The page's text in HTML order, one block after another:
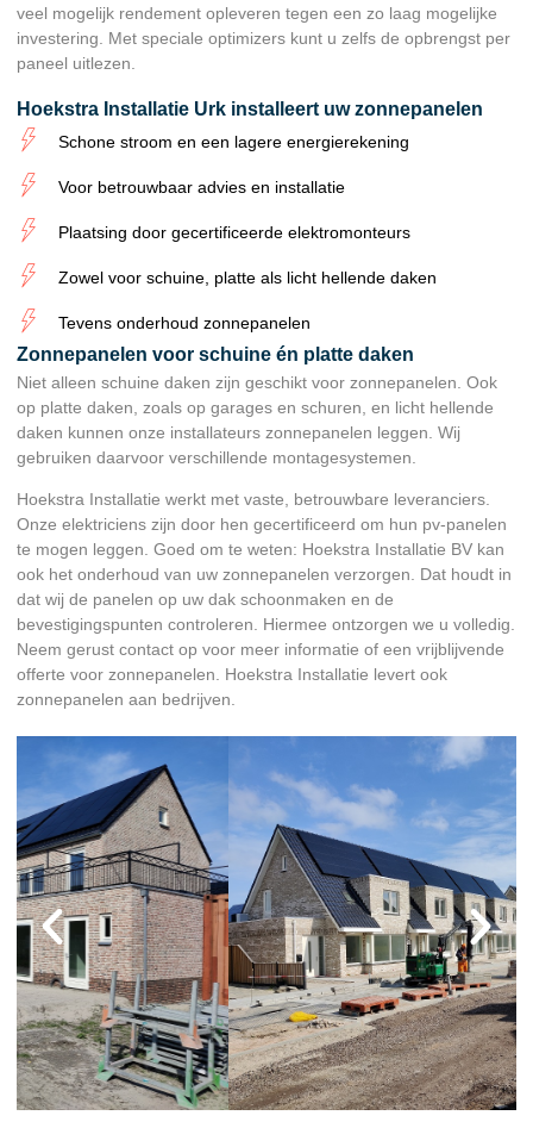
veel mogelijk rendement opleveren tegen een zo laag mogelijke
investering. Met speciale optimizers kunt u zelfs de opbrengst per
paneel uitlezen.
Hoekstra Installatie Urk installeert uw zonnepanelen
Schone stroom en een lagere energierekening
Voor betrouwbaar advies en installatie
Plaatsing door gecertificeerde elektromonteurs
Zowel voor schuine, platte als licht hellende daken
Tevens onderhoud zonnepanelen
Zonnepanelen voor schuine én platte daken
Niet alleen schuine daken zijn geschikt voor zonnepanelen. Ook
op platte daken, zoals op garages en schuren, en licht hellende
daken kunnen onze installateurs zonnepanelen leggen. Wij
gebruiken daarvoor verschillende montagesystemen.
Hoekstra Installatie werkt met vaste, betrouwbare leveranciers.
Onze elektriciens zijn door hen gecertificeerd om hun pv-panelen
te mogen leggen. Goed om te weten: Hoekstra Installatie BV kan
ook het onderhoud van uw zonnepanelen verzorgen. Dat houdt in
dat wij de panelen op uw dak schoonmaken en de
bevestigingspunten controleren. Hiermee ontzorgen we u volledig.
Neem gerust contact op voor meer informatie of een vrijblijvende
offerte voor zonnepanelen. Hoekstra Installatie levert ook
zonnepanelen aan bedrijven.